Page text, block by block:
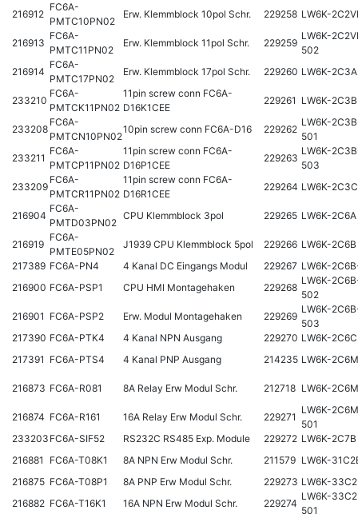
216912
FC6A-
PMTC10PN02
Erw. Klemmblock 10pol Schr. 229258 LW6K-
216913
FC6A-
PMTC11PN02
Erw. Klemmblock 11pol Schr. 229259
LW6K-
502
216914
FC6A-
PMTC17PN02
Erw. Klemmblock 17pol Schr. 229260 LW6K-2C3A
233210
FC6A-
PMTCK11PN02
11pin screw conn FC6A-
D16K1CEE
229261 LW6K-2C3B
233208
FC6A-
PMTCN10PN02
10pin screw conn FC6A-D16 229262
LW6K-
501
233211
FC6A-
PMTCP11PN02
11pin screw conn FC6A-
D16P1CEE
229263
LW6K-
503
233209
FC6A-
PMTCR11PN02
11pin screw conn FC6A-
D16R1CEE
229264 LW6K-2C3C
216904
FC6A-
PMTD03PN02
CPU Klemmblock 3pol 229265 LW6K-2C6A
216919
FC6A-
PMTE05PN02
J1939 CPU Klemmblock 5pol 229266 LW6K-2C6B
217389 FC6A-PN4 4 Kanal DC Eingangs Modul 229267 LW6K-
216900 FC6A-PSP1 CPU HMI Montagehaken 229268
LW6K-
502
216901 FC6A-PSP2 Erw. Modul Montagehaken 229269
LW6K-
503
217390 FC6A-PTK4 4 Kanal NPN Ausgang 229270 LW6K-2C6C
217391 FC6A-PTS4 4 Kanal PNP Ausgang 214235 LW6K-
216873 FC6A-R081 8A Relay Erw Modul Schr. 212718 LW6K-
216874 FC6A-R161 16A Relay Erw Modul Schr. 229271
LW6K-
501
233203 FC6A-SIF52 RS232C RS485 Exp. Module 229272 LW6K-2C7B
216881
FC6A-T08K1 8A NPN Erw Modul Schr. 211579 LW6K-
216875 FC6A-T08P1 8A PNP Erw Modul Schr. 229273 LW6K-
216882 FC6A-T16K1 16A NPN Erw Modul Schr. 229274
LW6K-
501